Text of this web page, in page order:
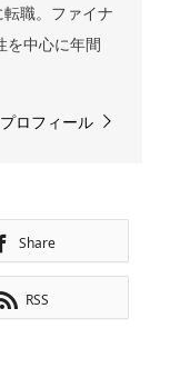
転職。ファイナ
を中心に年間
プロフィール
Share
RSS